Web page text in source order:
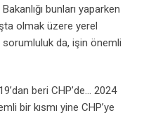
bunları yaparken
olmak üzere yerel
sorumluluk da, işin önemli
beri CHP’de… 2024
bir kısmı yine CHP’ye